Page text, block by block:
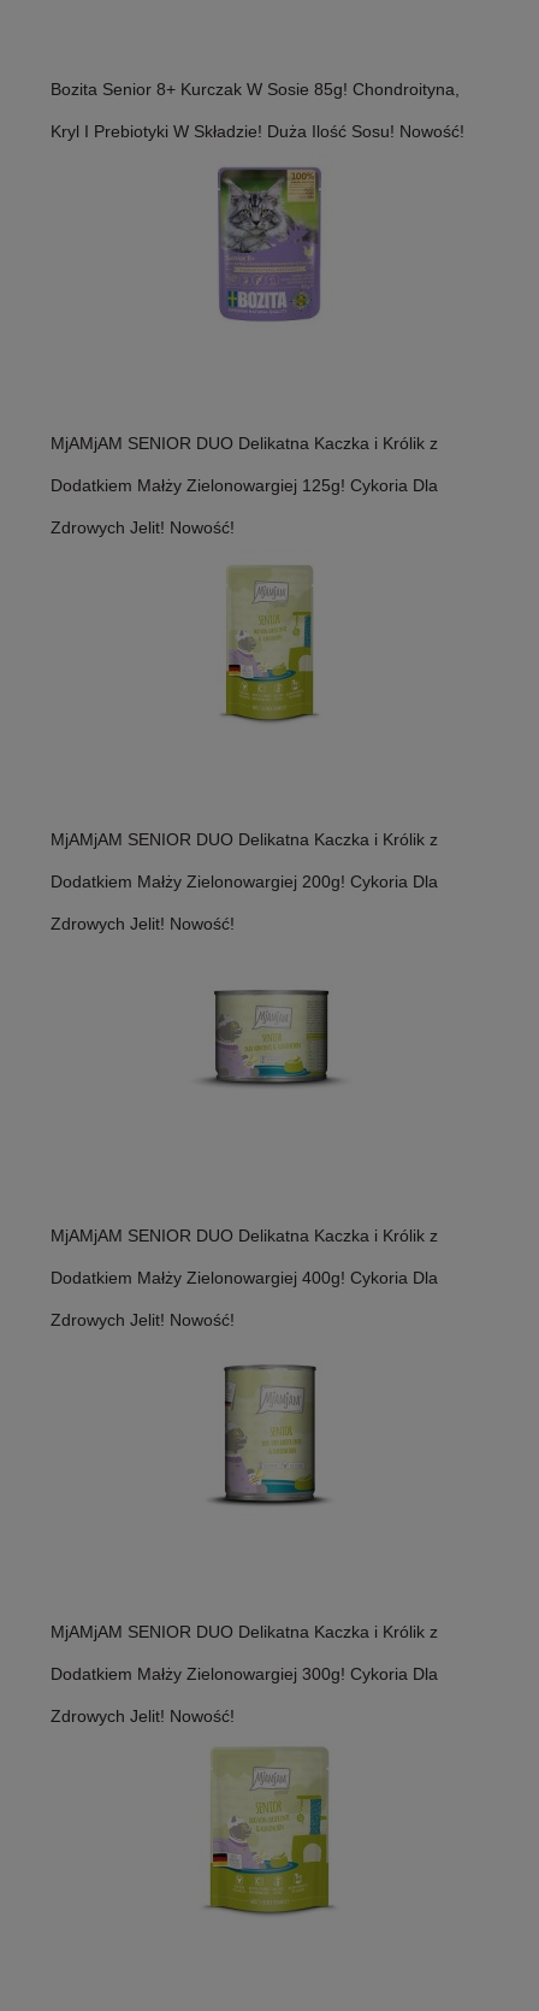
Bozita Senior 8+ Kurczak W Sosie 85g! Chondroityna,
Kryl I Prebiotyki W Składzie! Duża Ilość Sosu! Nowość!
MjAMjAM SENIOR DUO Delikatna Kaczka i Królik z
Dodatkiem Małży Zielonowargiej 125g! Cykoria Dla
Zdrowych Jelit! Nowość!
MjAMjAM SENIOR DUO Delikatna Kaczka i Królik z
Dodatkiem Małży Zielonowargiej 200g! Cykoria Dla
Zdrowych Jelit! Nowość!
MjAMjAM SENIOR DUO Delikatna Kaczka i Królik z
Dodatkiem Małży Zielonowargiej 400g! Cykoria Dla
Zdrowych Jelit! Nowość!
MjAMjAM SENIOR DUO Delikatna Kaczka i Królik z
Dodatkiem Małży Zielonowargiej 300g! Cykoria Dla
Zdrowych Jelit! Nowość!